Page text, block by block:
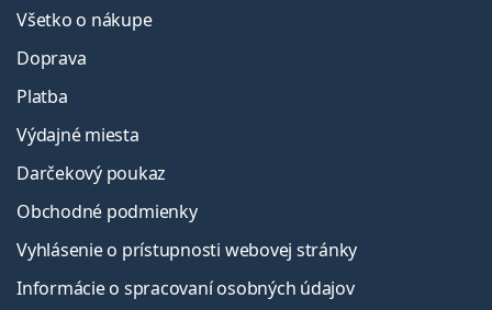
Všetko o nákupe
Doprava
Platba
Výdajné miesta
Darčekový poukaz
Obchodné podmienky
Vyhlásenie o prístupnosti webovej stránky
Informácie o spracovaní osobných údajov